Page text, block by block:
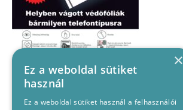
×
Ez a weboldal sütiket
használ
Ez a weboldal sütiket használ a felhasználói